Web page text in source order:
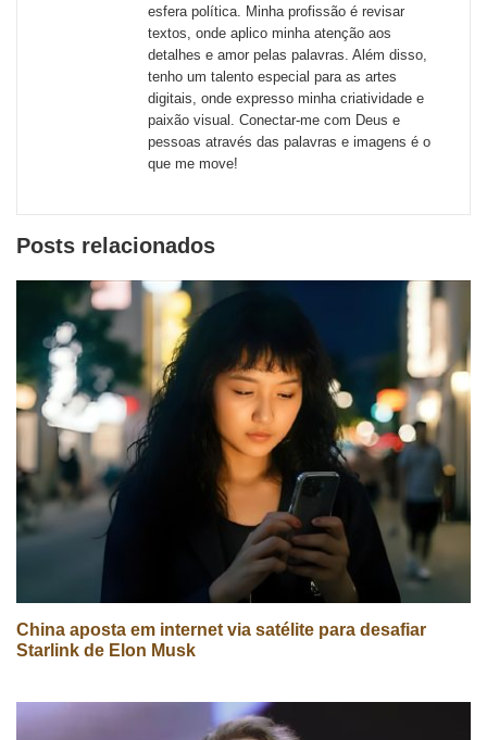
esfera política. Minha profissão é revisar
textos, onde aplico minha atenção aos
detalhes e amor pelas palavras. Além disso,
tenho um talento especial para as artes
digitais, onde expresso minha criatividade e
paixão visual. Conectar-me com Deus e
pessoas através das palavras e imagens é o
que me move!
Posts relacionados
China aposta em internet via satélite para desafiar
Starlink de Elon Musk